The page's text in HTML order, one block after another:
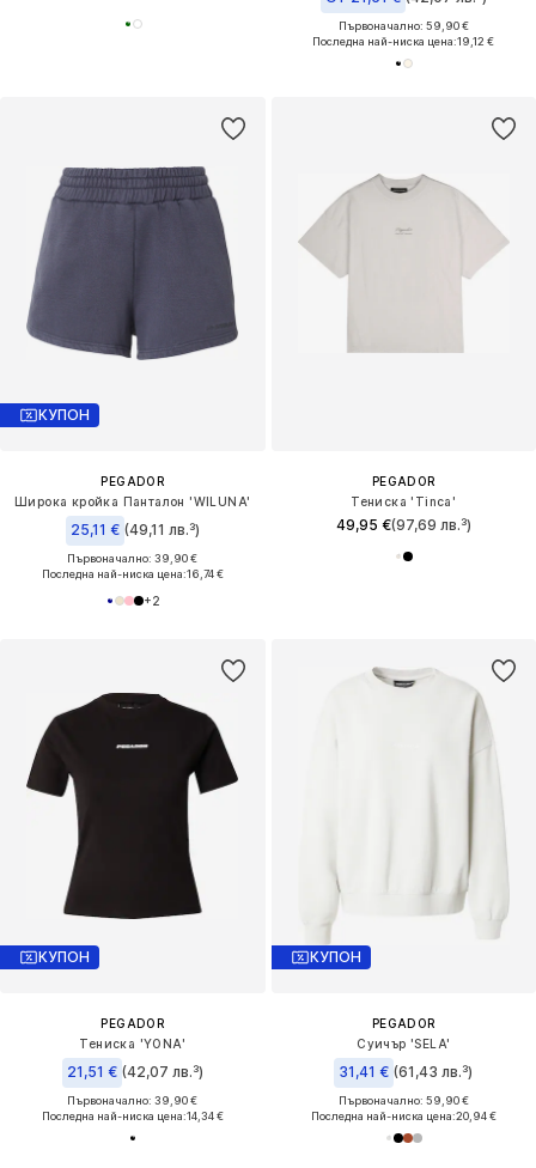
Първоначално: 59,90 €
Последна най-ниска цена:19,12 €
КУПОН
PEGADOR
Широка кройка Панталон 'WILUNA'
25,11 € (49,11 лв.³)
Първоначално: 39,90 €
Последна най-ниска цена:16,74 €
+2
PEGADOR
Тениска 'Tinca'
49,95 €(97,69 лв.³)
КУПОН
PEGADOR
Тениска 'YONA'
21,51 € (42,07 лв.³)
Първоначално: 39,90 €
Последна най-ниска цена:14,34 €
КУПОН
PEGADOR
Суичър 'SELA'
31,41 € (61,43 лв.³)
Първоначално: 59,90 €
Последна най-ниска цена:20,94 €